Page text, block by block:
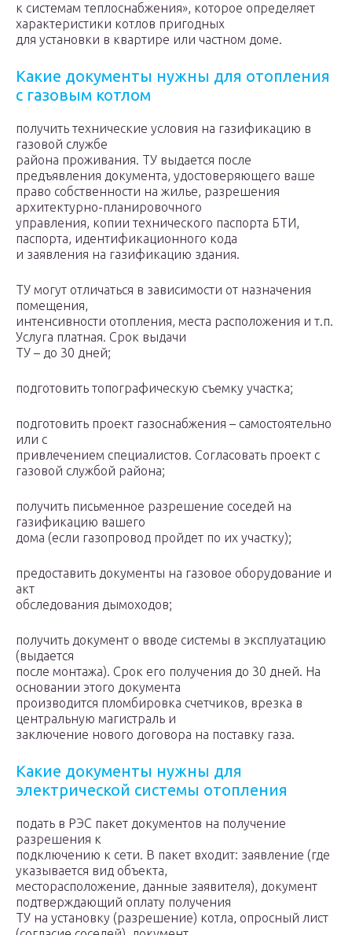
к системам теплоснабжения», которое определяет
характеристики котлов пригодных
для установки в квартире или частном доме.
Какие документы нужны для отопления
с газовым котлом
получить технические условия на газификацию в
газовой службе
района проживания. ТУ выдается после
предъявления документа, удостоверяющего ваше
право собственности на жилье, разрешения
архитектурно-планировочного
управления, копии технического паспорта БТИ,
паспорта, идентификационного кода
и заявления на газификацию здания.
ТУ могут отличаться в зависимости от назначения
помещения,
интенсивности отопления, места расположения и т.п.
Услуга платная. Срок выдачи
ТУ – до 30 дней;
подготовить топографическую съемку участка;
подготовить проект газоснабжения – самостоятельно
или с
привлечением специалистов. Согласовать проект с
газовой службой района;
получить письменное разрешение соседей на
газификацию вашего
дома (если газопровод пройдет по их участку);
предоставить документы на газовое оборудование и
акт
обследования дымоходов;
получить документ о вводе системы в эксплуатацию
(выдается
после монтажа). Срок его получения до 30 дней. На
основании этого документа
производится пломбировка счетчиков, врезка в
центральную магистраль и
заключение нового договора на поставку газа.
Какие документы нужны для
электрической системы отопления
подать в РЭС пакет документов на получение
разрешения к
подключению к сети. В пакет входит: заявление (где
указывается вид объекта,
месторасположение, данные заявителя), документ
подтверждающий оплату получения
ТУ на установку (разрешение) котла, опросный лист